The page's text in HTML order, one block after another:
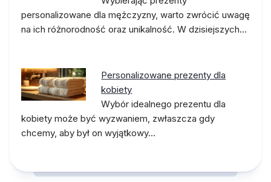
personalizowane dla mężczyzny, warto zwrócić uwagę
na ich różnorodność oraz unikalność. W dzisiejszych…
Personalizowane prezenty dla
kobiety
Wybór idealnego prezentu dla
kobiety może być wyzwaniem, zwłaszcza gdy
chcemy, aby był on wyjątkowy…